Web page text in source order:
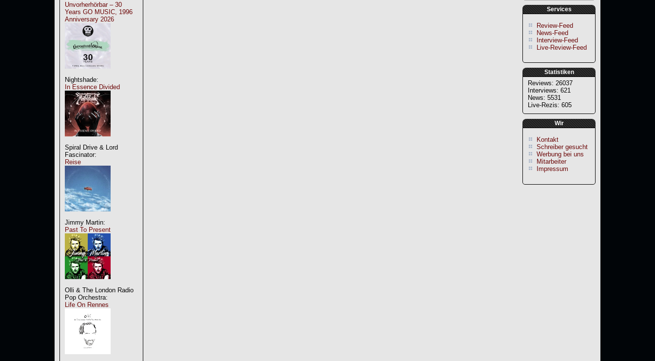
Unvorherhörbar – 30
Years GO MUSIC, 1996
Anniversary 2026
Nightshade:
In Essence Divided
Spiral Drive & Lord
Fascinator:
Reise
Jimmy Martin:
Past To Present
Olli & The London Radio
Pop Orchestra:
Life On Rennes
Services
Review-Feed
News-Feed
Interview-Feed
Live-Review-Feed
Statistiken
Reviews: 26037
Interviews: 621
News: 5531
Live-Rezis: 605
Wir
Kontakt
Schreiber gesucht
Werbung bei uns
Mitarbeiter
Impressum